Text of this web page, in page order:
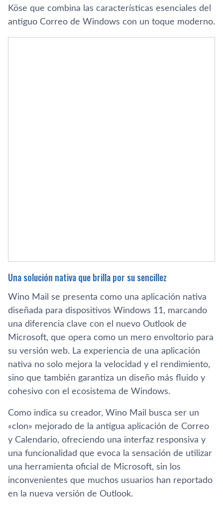
Köse que combina las características esenciales del
antiguo Correo de Windows con un toque moderno.
Una solución nativa que brilla por su sencillez
Wino Mail se presenta como una aplicación nativa
diseñada para dispositivos Windows 11, marcando
una diferencia clave con el nuevo Outlook de
Microsoft, que opera como un mero envoltorio para
su versión web. La experiencia de una aplicación
nativa no solo mejora la velocidad y el rendimiento,
sino que también garantiza un diseño más fluido y
cohesivo con el ecosistema de Windows.
Como indica su creador, Wino Mail busca ser un
«clon» mejorado de la antigua aplicación de Correo
y Calendario, ofreciendo una interfaz responsiva y
una funcionalidad que evoca la sensación de utilizar
una herramienta oficial de Microsoft, sin los
inconvenientes que muchos usuarios han reportado
en la nueva versión de Outlook.